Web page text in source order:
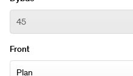
Front